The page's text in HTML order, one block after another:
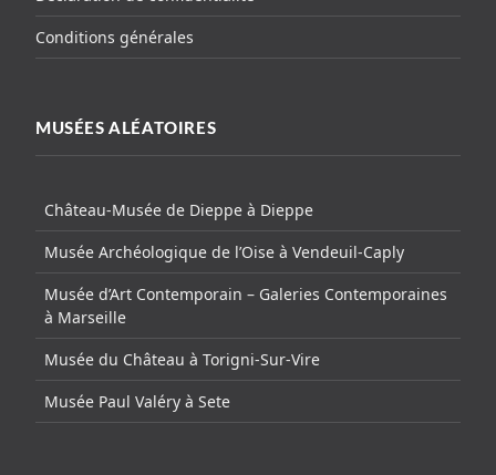
Conditions générales
MUSÉES ALÉATOIRES
Château-Musée de Dieppe à Dieppe
Musée Archéologique de l’Oise à Vendeuil-Caply
Musée d’Art Contemporain – Galeries Contemporaines
à Marseille
Musée du Château à Torigni-Sur-Vire
Musée Paul Valéry à Sete